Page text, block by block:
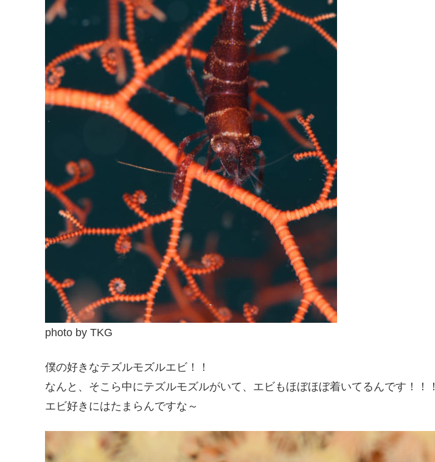
photo by TKG
僕の好きなテズルモズルエビ！！
なんと、そこら中にテズルモズルがいて、エビもほぼほぼ着いてるんです！！！
エビ好きにはたまらんですな～